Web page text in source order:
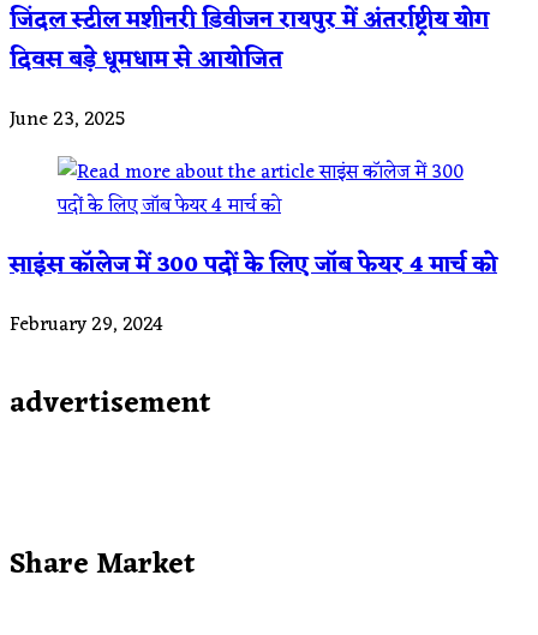
जिंदल स्टील मशीनरी डिवीजन रायपुर में अंतर्राष्ट्रीय योग
दिवस बड़े धूमधाम से आयोजित
June 23, 2025
साइंस कॉलेज में 300 पदों के लिए जॉब फेयर 4 मार्च को
February 29, 2024
advertisement
Share Market